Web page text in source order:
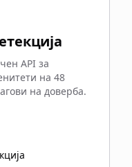
API за
на 48
на доверба.